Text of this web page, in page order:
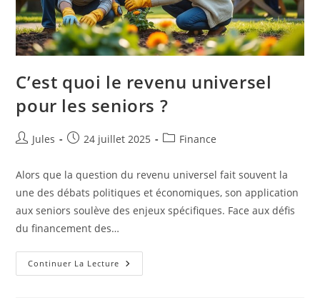
C’est quoi le revenu universel
pour les seniors ?
Auteur/autrice
la
publication :
Jules
Publication
24 juillet 2025
PostFinance
Alors que la question du revenu universel fait souvent la
une des débats politiques et économiques, son application
aux seniors soulève des enjeux spécifiques. Face aux défis
du financement des…
Continuer La Lecture C’est
Quoi